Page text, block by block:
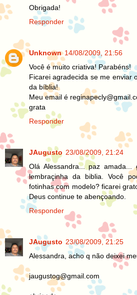
Obrigada!
Responder
Unknown 14/08/2009, 21:56
Você é muito criativa! Parabéns!
Ficarei agradecida se me enviar
da bíblia!
Meu email é
grata
Responder
JAugusto 23/08/2009, 21:24
Olá Alessandra... paz
lembraçinha da biblia. Você
fotinhas com modelo? ficarei
Deus continue te abençoando.
Responder
JAugusto 23/08/2009, 21:25
Alessandra, acho q não deixei
jaugustog@gmail.com